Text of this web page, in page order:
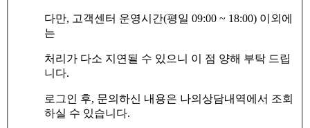
다만, 고객센터 운영시간(평일 09:00 ~ 18:00) 이외에
는
처리가 다소 지연될 수 있으니 이 점 양해 부탁 드립
니다.
로그인 후, 문의하신 내용은 나의상담내역에서 조회
하실 수 있습니다.